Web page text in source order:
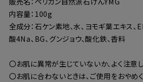
内容量：100g
全成分：石ケン素地、水、ヨモギ葉エキス
酸4Na、BG、グンジョウ、酸化鉄、香料
〇お肌に異常が生じていないか、よく注意
〇お肌に合わないときは、ご使用をおやめく